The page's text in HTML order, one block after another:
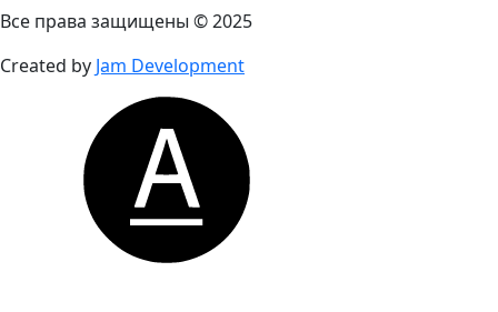
Все права защищены © 2025
Created by Jam Development